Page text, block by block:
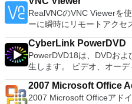
ーターを使用すると、PS2
プレイステーション体験を
ケーションでは、ディス
ハードドライブからISOイ
す。 主な機能は次のとおりです。 Savestates：
押すだけで、ゲームの現在
限のメモリーカード：好き
8MBから64MBまでの単一
した。 高解像度グラフィ
役立ちます。 Windows、Linux、およびUEFI用の起動可能な
ISOからUSBインストール
合。 OSがインストールされていないシステムで作業する必要
がある場合。 BIOSまたはその他のファームウェアをDOSから
フラッシュする必要がある
を実行する必要がある場合。 Rufusは次の* ISOで動作
す：Arch Linux、
Damn Small Linux、
gNewSense、Hiren&#39;s
RealVNCのVNC Viewerを
ーに瞬時にリモートアクセ
またはLinuxマシン、世界
使用すると、コンピュータ
ンピューターの前に直接座
ードを制御したりできます。 VNC Viewerは、インストー
使用が簡単です。制御した
し、指示に従ってください
CyberLink PowerDVD
PowerDVD18は、DVDお
生します。 ビデオ、オー
ツ、さらにはYouTubeや
要なエンターテイメントの仲間です。
ラウンドサウンドシステム
2007 Microsoft Office
PDF or XPS
2007 Microsoft Officeアド